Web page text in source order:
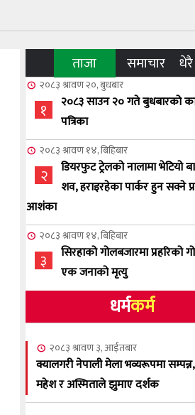
ताजा समाचार
२०८३ श्रावण २०, बुधबार
१
२०८३ साउन २० गते बुधबारको
पत्रिका
२०८३ श्रावण १४, बिहिबार
२
डियरफुट ट्रेलको नालामा भेटियो
शव, हराइरहेका पार्कर हुन सक्ने
आशंका
२०८३ श्रावण १४, बिहिबार
३
सिरहाको गोलबजारमा प्रहरिको
एक जनाको मृत्यु
२०८३ श्रावण १०, आईतबार
४ NCSC को अध्यक्षमा घनेन्द्र
२०८३ श्रावण ८, शुक्रबार
५
नेप्लिज सोसाइटि अफ क्यालगरीको
सूर्य अधिकारी र घनेन्द्र न्यौपाने
धर्मकर्म
२०८३ श्रावण ३, आईतबार
क्यालगरी नेपाली मेला भव्यरूपमा सम्पन्न,
महेश र अस्मिताले झुमाए दर्शक